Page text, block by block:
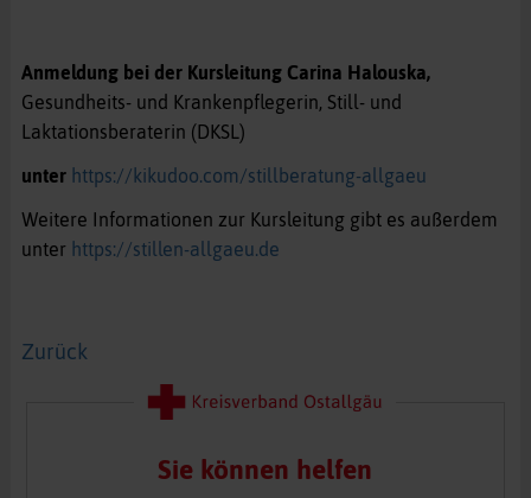
Anmeldung bei der Kursleitung Carina Halouska,
Gesundheits- und Krankenpflegerin, Still- und
Laktationsberaterin (DKSL)
unter https://kikudoo.com/stillberatung-allgaeu
Weitere Informationen zur Kursleitung gibt es außerdem
unter https://stillen-allgaeu.de
Zurück
Sie können helfen